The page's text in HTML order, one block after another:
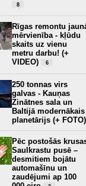
8
Rīgas remontu
mērvienība - kļūdu
skaits uz vienu
metru darbu! (+
VIDEO)
6
250 tonnas virs
galvas - Kauņas
Zinātnes sala un
Baltijā modernākais
planetārijs (+ FOTO)
Pēc postošās
Saulkrastu pusē –
desmitiem bojātu
automašīnu un
zaudējumi ap 100